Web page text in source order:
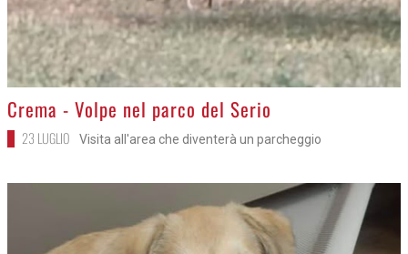
>
Crema - Volpe nel parco del Serio
23 LUGLIO Visita all'area che diventerà un parcheggio